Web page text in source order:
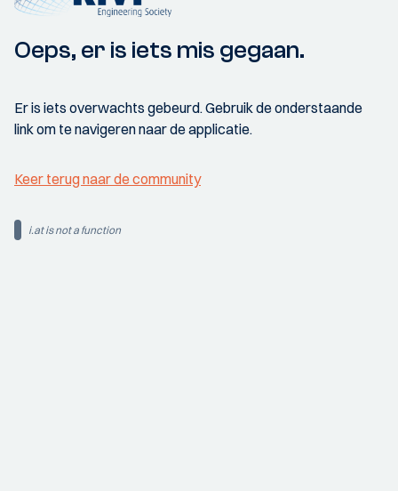
Oeps, er is iets mis gegaan.
Er is iets overwachts gebeurd. Gebruik de onderstaande
link om te navigeren naar de applicatie.
Keer terug naar de community
i.at is not a function